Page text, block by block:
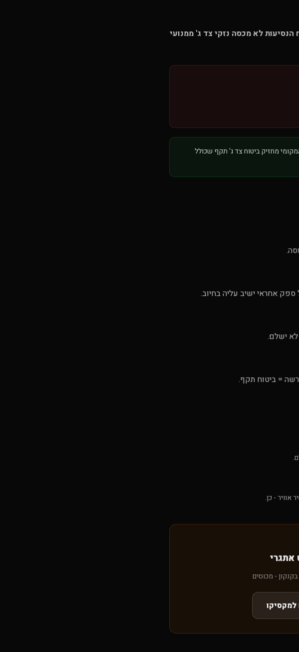
הנסיעות לא מכסה נזקי צד ג' ממנועי
מחזיק ביטוח צד ג' תקף שכולל
לא ישלם.
= ביטוח תקף.
אוויר - כן.
אתגרי
למקסיקו